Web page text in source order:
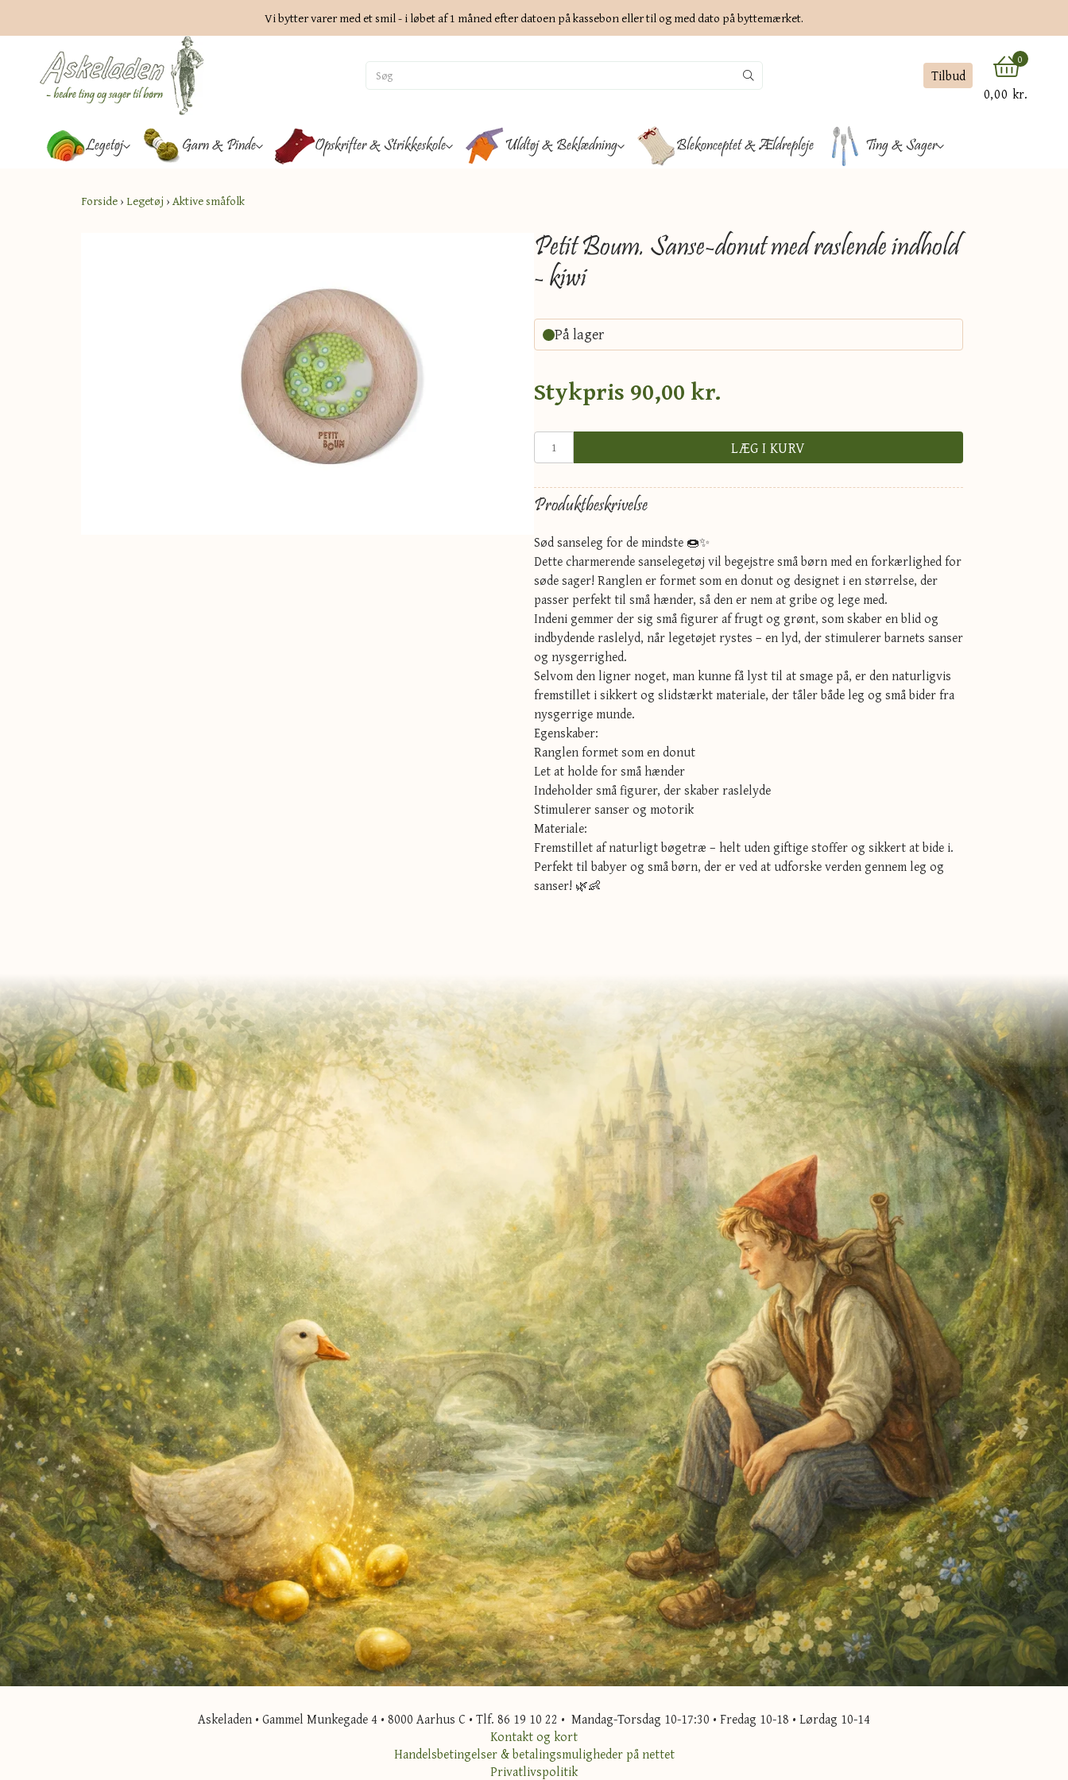
Vi bytter varer med et smil - i løbet af 1 måned efter datoen på kassebon eller til og med dato på byttemærket.
Tilbud
0
0,00 kr.
Legetøj Garn & Pinde Opskrifter & Strikkeskole Uldtøj & Beklædning Blekonceptet & Ældrepleje Ting & Sager
Forside› Legetøj ›Aktive småfolk
Petit Boum. Sanse-donut med raslende indhold
- kiwi
På lager
Stykpris 90,00 kr.
LÆG I KURV
Produktbeskrivelse
Sød sanseleg for de mindste 🍩✨
Dette charmerende sanselegetøj vil begejstre små børn med en forkærlighed for
søde sager! Ranglen er formet som en donut og designet i en størrelse, der
passer perfekt til små hænder, så den er nem at gribe og lege med.
Indeni gemmer der sig små figurer af frugt og grønt, som skaber en blid og
indbydende raslelyd, når legetøjet rystes – en lyd, der stimulerer barnets sanser
og nysgerrighed.
Selvom den ligner noget, man kunne få lyst til at smage på, er den naturligvis
fremstillet i sikkert og slidstærkt materiale, der tåler både leg og små bider fra
nysgerrige munde.
Egenskaber:
Ranglen formet som en donut
Let at holde for små hænder
Indeholder små figurer, der skaber raslelyde
Stimulerer sanser og motorik
Materiale:
Fremstillet af naturligt bøgetræ – helt uden giftige stoffer og sikkert at bide i.
Perfekt til babyer og små børn, der er ved at udforske verden gennem leg og
sanser! 🌿👶
Askeladen • Gammel Munkegade 4 • 8000 Aarhus C • Tlf. 86 19 10 22 • Mandag-Torsdag 10-17:30 • Fredag 10-18 • Lørdag 10-14
Kontakt og kort
Handelsbetingelser & betalingsmuligheder på nettet
Privatlivspolitik